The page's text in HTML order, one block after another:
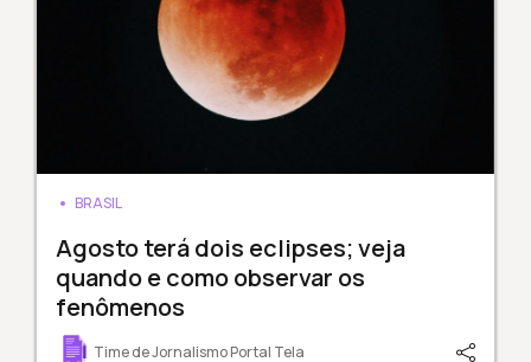
BRASIL
Agosto terá dois eclipses; veja
quando e como observar os
fenômenos
Time de Jornalismo Portal Tela